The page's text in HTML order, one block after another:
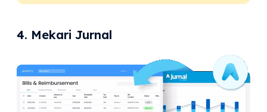
4. Mekari Jurnal